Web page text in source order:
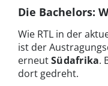
Die Bachelors:
Wie RTL in der
ist der
erneutSüdafrika.
dort gedreht.